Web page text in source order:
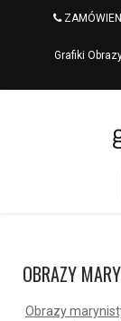
Grafiki
OBRAZY
Obrazy